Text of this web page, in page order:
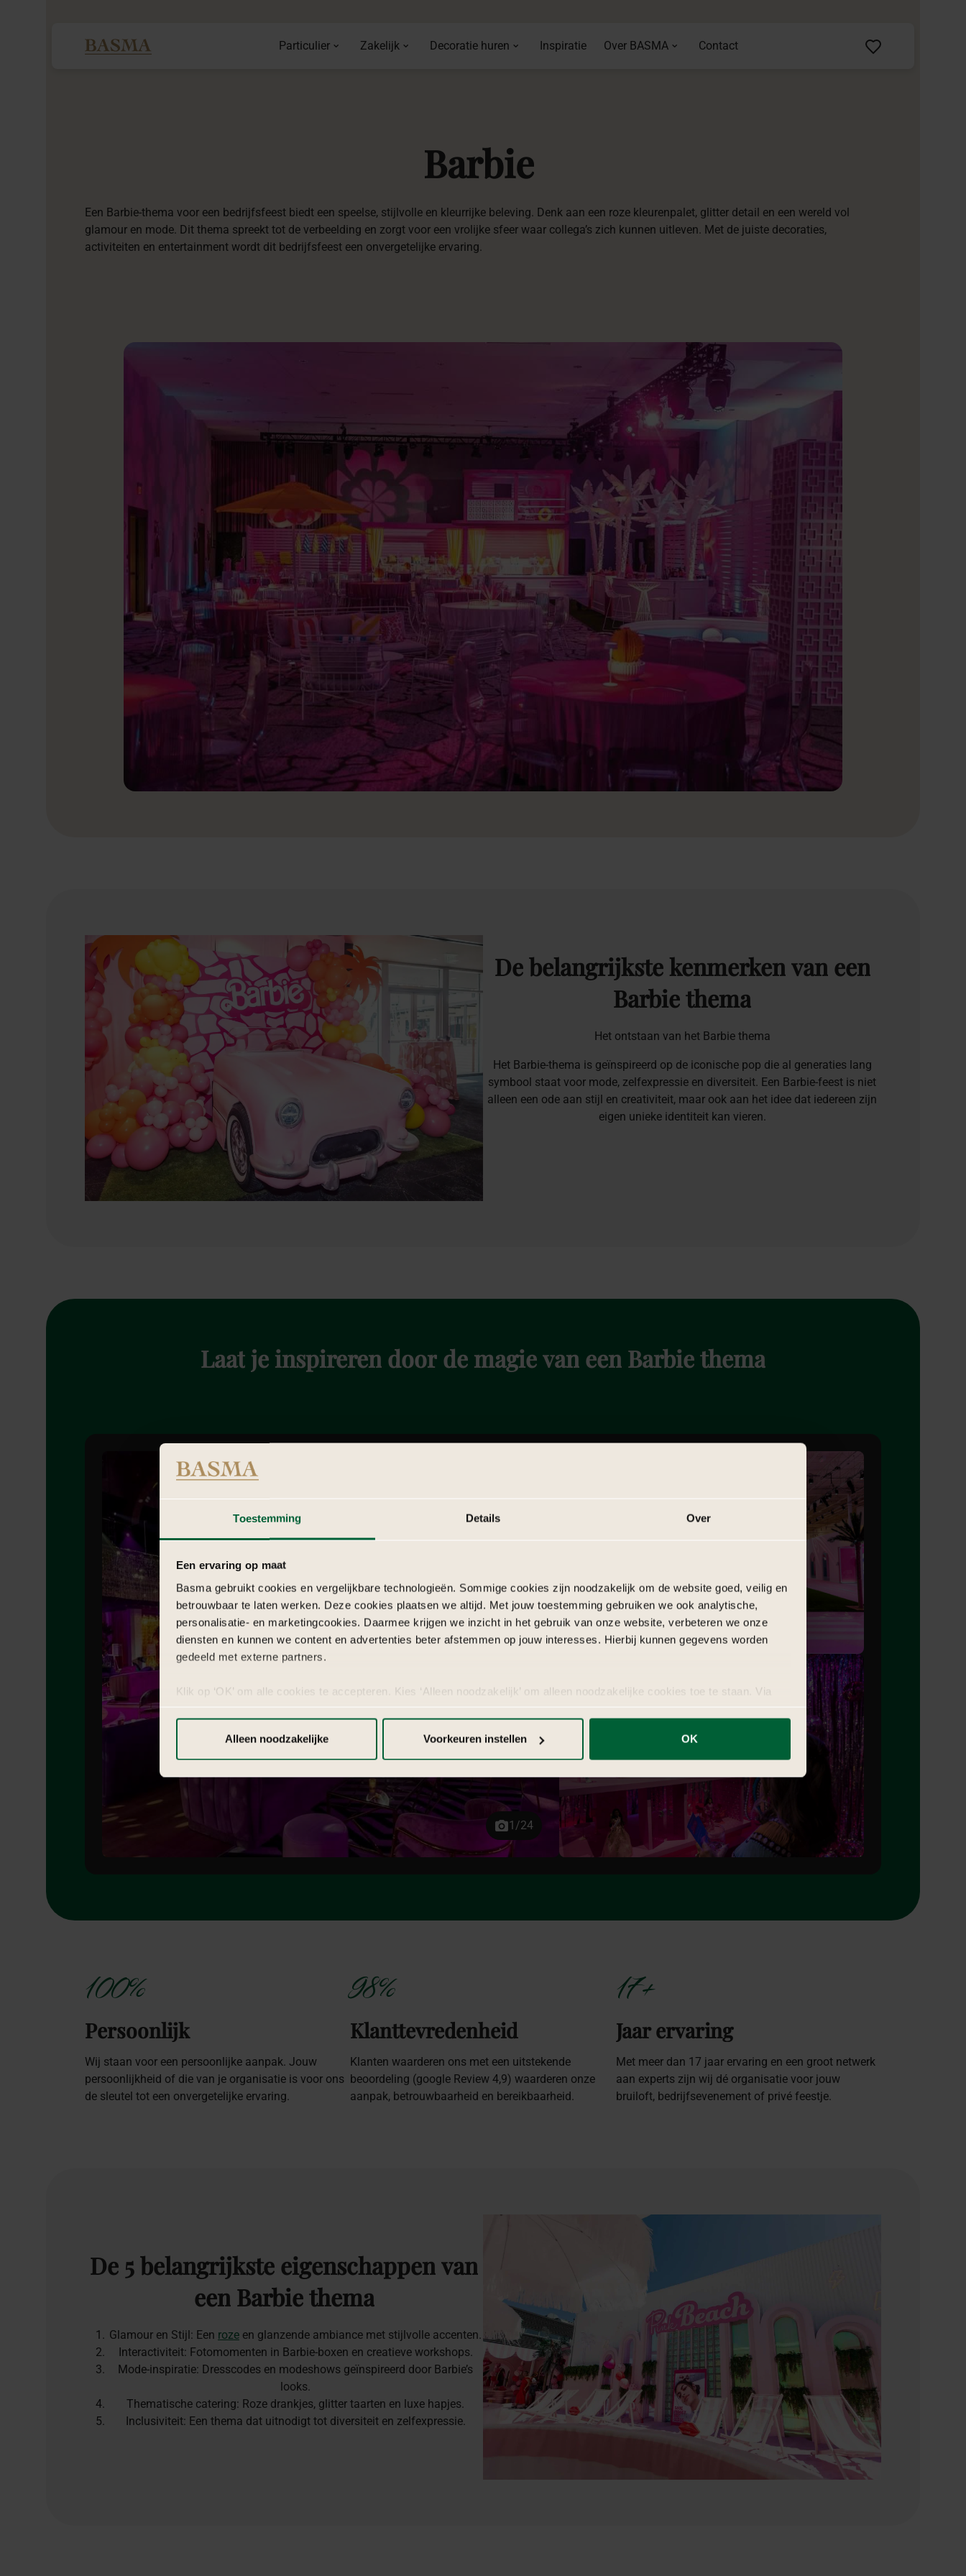
Toestemming Details Over
Een ervaring op maat
Basma gebruikt cookies en vergelijkbare technologieën. Sommige cookies zijn noodzakelijk om de website goed, veilig en
betrouwbaar te laten werken. Deze cookies plaatsen we altijd. Met jouw toestemming gebruiken we ook analytische,
personalisatie- en marketingcookies. Daarmee krijgen we inzicht in het gebruik van onze website, verbeteren we onze
diensten en kunnen we content en advertenties beter afstemmen op jouw interesses. Hierbij kunnen gegevens worden
gedeeld met externe partners.
Klik op ‘OK’ om alle cookies te accepteren. Kies ‘Alleen noodzakelijk’ om alleen noodzakelijke cookies toe te staan. Via
Alleen noodzakelijke
Voorkeuren instellen OK
Particulier Zakelijk Decoratie huren Inspiratie Over BASMA Contact
Barbie
Een Barbie-thema voor een bedrijfsfeest biedt een speelse, stijlvolle en kleurrijke beleving. Denk aan een roze kleurenpalet, glitter detail en een wereld vol
glamour en mode. Dit thema spreekt tot de verbeelding en zorgt voor een vrolijke sfeer waar collega’s zich kunnen uitleven. Met de juiste decoraties,
activiteiten en entertainment wordt dit bedrijfsfeest een onvergetelijke ervaring.
Debelangrijkste kenmerkenvan een
Barbiethema
Het ontstaan van het Barbie thema
Het Barbie-thema is geïnspireerd op de iconische pop die al generaties lang
symbool staat voor mode, zelfexpressie en diversiteit. Een Barbie-feest is niet
alleen een ode aan stijl en creativiteit, maar ook aan het idee dat iedereen zijn
eigen unieke identiteit kan vieren.
Laat je inspireren door de magievan een Barbiethema
1/24
100%
Persoonlijk
Wij staan voor een persoonlijke aanpak. Jouw
persoonlijkheid of die van je organisatie is voor ons
de sleutel tot een onvergetelijke ervaring.
98%
Klanttevredenheid
Klanten waarderen ons met een uitstekende
beoordeling (google Review 4,9) waarderen onze
aanpak, betrouwbaarheid en bereikbaarheid.
17+
Jaar ervaring
Met meer dan 17 jaar ervaring en een groot netwerk
aan experts zijn wij dé organisatie voor jouw
bruiloft, bedrijfsevenement of privé feestje.
De 5belangrijkste eigenschappenvan
een Barbiethema
Glamour en Stijl: Een roze en glanzende ambiance met stijlvolle accenten.
Interactiviteit: Fotomomenten in Barbie-boxen en creatieve workshops.
Mode-inspiratie: Dresscodes en modeshows geïnspireerd door Barbie’s
looks.
Thematische catering: Roze drankjes, glitter taarten en luxe hapjes.
Inclusiviteit: Een thema dat uitnodigt tot diversiteit en zelfexpressie.